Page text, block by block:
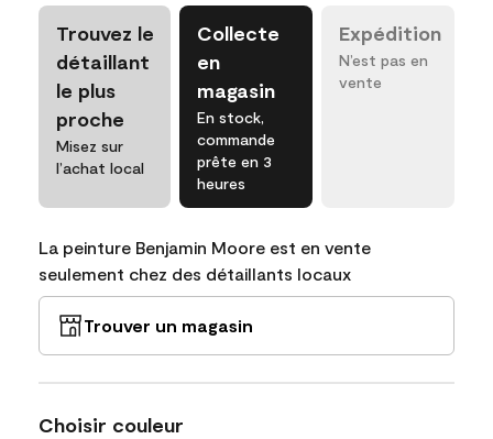
Trouvez le
détaillant
le plus
proche
Misez sur
l’achat local
Collecte
en
magasin
En stock,
commande
prête en 3
heures
Expédition
N’est pas en
vente
La peinture Benjamin Moore est en vente
seulement chez des détaillants locaux
Trouver un magasin
Choisir couleur